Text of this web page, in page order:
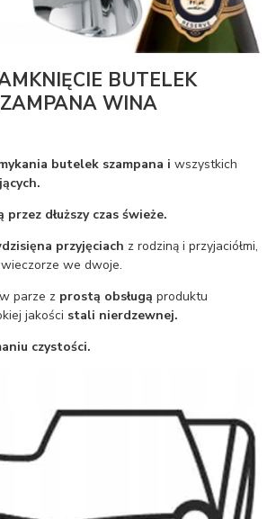
BUTELEK
WINA
butelek szampana iwszystkich
przez dłuższy czas świeże.
sięna przyjęciach z rodziną i przyjaciółmi,
we dwoje.
parze z prostą obsługą produktu
jakości stali nierdzewnej.
czystości.